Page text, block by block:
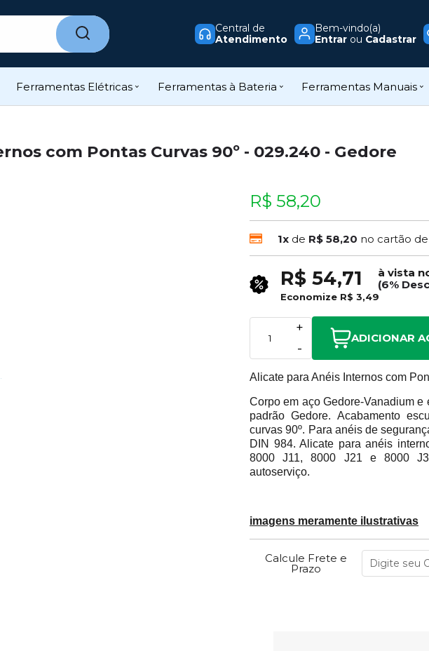
Central de
Atendimento
Bem-vindo(a)
Entrarou Cadastrar
Ferramentas Elétricas Ferramentas à Bateria Ferramentas Manuais
com Pontas Curvas 90º - 029.240 - Gedore
R$ 58,20
1x de R$ 58,20 no cartão
R$ 54,71
à vista
(6%
Economize R$ 3,49
-
+
ADICIONAR
Alicate para Anéis Internos com
Corpo em aço Gedore-Vanadium e
padrão Gedore. Acabamento
curvas 90º. Para anéis de
DIN 984. Alicate para anéis
8000 J11, 8000 J21 e 8000
autoserviço.
imagens meramente ilustrativas
Calcule Frete e
Prazo